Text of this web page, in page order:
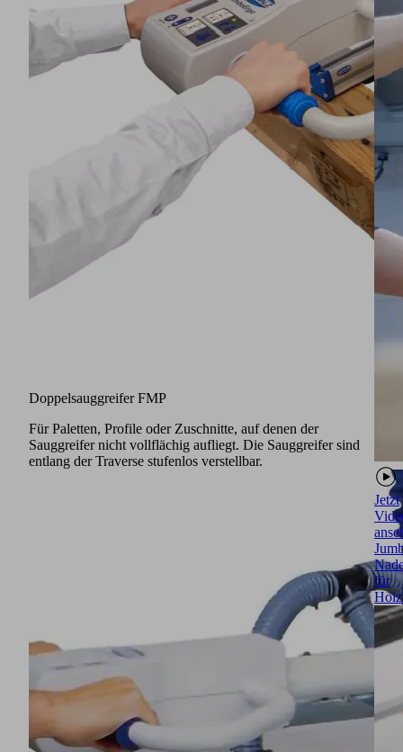
Doppelsauggreifer FMP
Für Paletten, Profile oder Zuschnitte, auf denen der
Sauggreifer nicht vollflächig aufliegt. Die Sauggreifer sind
entlang der Traverse stufenlos verstellbar.
Jetzt
für